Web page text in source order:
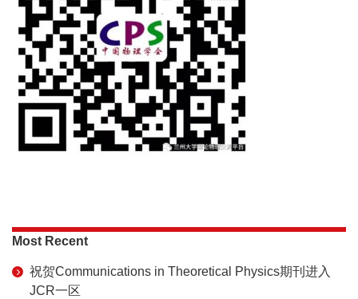
Most Recent
祝贺Communications in Theoretical Physics期刊进入
JCR一区